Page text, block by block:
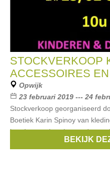
STOCKVERKOOP
ACCESSOIRES
Opwijk
23 februari 2019 --- 24
Stockverkoop georganiseerd
Boetiek Karin Spinoy van
handtassen,juwelen en
Noppies,Vero
BEKIJK